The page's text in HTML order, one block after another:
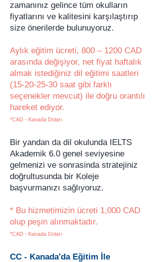
zamanınız gelince tüm okulların
fiyatlarını ve kalitesini karşılaştırıp
size önerilerde bulunuyoruz.
Aylık eğitim ücreti, 800 – 1200 CAD
arasında değişiyor, net fiyat haftalık
almak istediğiniz dil eğitimi saatleri
(15-20-25-30 saat gibi farklı
seçenekler mevcut) ile doğru orantılı
hareket ediyor.​​​​
*CAD - Kanada Doları
Bir yandan da dil okulunda IELTS
Akademik 6.0 genel seviyesine
gelmenizi ve sonrasinda stratejiniz
doğrultusunda bir Koleje
başvurmanızı sağlıyoruz.
* Bu hizmetimizin ücreti 1,000 CAD
olup peşin alınmaktadır.
*CAD - Kanada Doları
​CC - Kanada'da Eğitim İle